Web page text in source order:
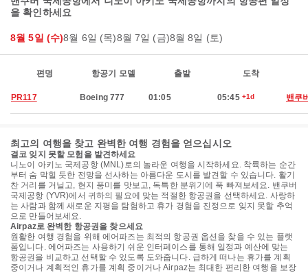
을 확인하세요
8월 5일 (수)8월 6일 (목)8월 7일 (금)8월 8일 (토)
편명 항공기 모델 출발 도착
PR117 Boeing 777 01:05 05:45 +1d 밴쿠
최고의 여행을 찾고 완벽한 여행 경험을 얻으십시오
결코 잊지 못할 모험을 발견하세요
니노이 아키노 국제공항 (MNL)로의 놀라운 여행을 시작하세요. 착륙하는 순간
부터 숨 막힐 듯한 전망을 선사하는 아름다운 도시를 발견할 수 있습니다. 활기
찬 거리를 거닐고, 현지 풍미를 맛보고, 독특한 분위기에 푹 빠져보세요. 밴쿠버
국제공항 (YVR)에서 귀하의 필요에 맞는 적절한 항공권을 선택하세요. 사랑하
는 사람과 함께 새로운 지평을 탐험하고 휴가 경험을 진정으로 잊지 못할 추억
으로 만들어보세요.
Airpaz로 완벽한 항공권을 찾으세요
원활한 여행 경험을 위해 에어파즈는 최적의 항공권 옵션을 찾을 수 있는 플랫
폼입니다. 에어파즈는 사용하기 쉬운 인터페이스를 통해 일정과 예산에 맞는
항공권을 비교하고 선택할 수 있도록 도와줍니다. 급하게 떠나는 휴가를 계획
중이거나 계획적인 휴가를 계획 중이거나 Airpaz는 최대한 편리한 여행을 보장